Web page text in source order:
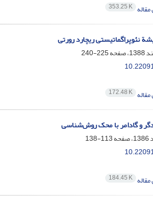
353.25 K
نئوپراگماتیستی ریچارد رورتی
225-240
172.48 K
و گادامر با محک روش‌شناسی
113-138
184.45 K